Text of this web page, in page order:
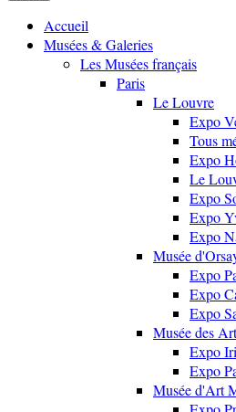
Accueil
Musées & Galeries
Les Musées français
Paris
Le Louvre
Expo
Tous
Expo
Le
Expo
Expo
Expo
Musée
Expo
Expo
Expo
Musée des
Expo
Expo
Musée d'Art